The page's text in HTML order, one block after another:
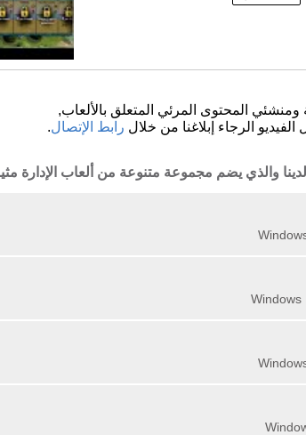
ومنشئي المحتوى المرئي المتعلق بالألعاب,
الرجاء إبلاغنا من خلال رابط الإتصال.
والذي يضم مجموعة متنوعة من ألعاب الإدارة